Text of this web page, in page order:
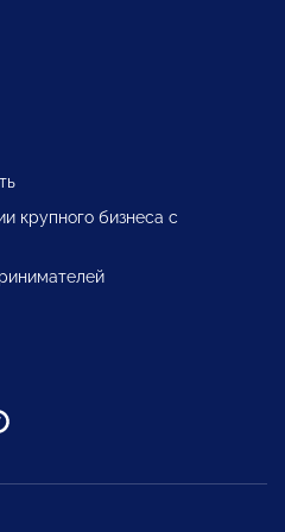
крупного бизнеса с